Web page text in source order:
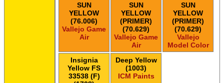
SUN
YELLOW
(76.006)
Vallejo Game
Air
SUN
YELLOW
(PRIMER)
(70.629)
Vallejo Game
Air
SUN
YELLOW
(PRIMER)
(70.629)
Vallejo
Model Color
Insignia
Yellow FS
33538 (F)
Deep Yellow
(1003)
ICM Paints